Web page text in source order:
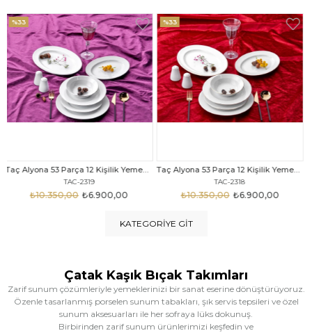
Taç Alyona 53 Parça 12 Kişilik Yemek Takımı Gold
TAC-2318
₺6.900,00
₺10.350,00
%33
Taç Eliza Alyona 53 Parça 12 Kişilik Yemek Takımı Platin
TAC-2316
₺9.499,00
₺12.669,00
%25
KATEGORIYE GIT
Çatak Kaşık Bıçak Takımları
Zarif sunum çözümleriyle yemeklerinizi bir sanat eserine dönüştürüyoruz.
Özenle tasarlanmış porselen sunum tabakları, şık servis tepsileri ve özel
sunum aksesuarları ile her sofraya lüks dokunuş.
Birbirinden zarif sunum ürünlerimizi keşfedin ve